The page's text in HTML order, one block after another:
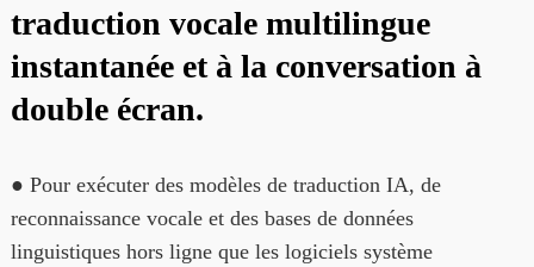
traduction vocale multilingue
instantanée et à la conversation à
double écran.
● Pour exécuter des modèles de traduction IA, de
reconnaissance vocale et des bases de données
linguistiques hors ligne que les logiciels système